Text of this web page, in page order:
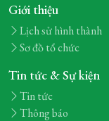
Giới thiệu
Lịch sử hình thành
Sơ đồ tổ chức
Tin tức & Sự kiện
Tin tức
Thông báo